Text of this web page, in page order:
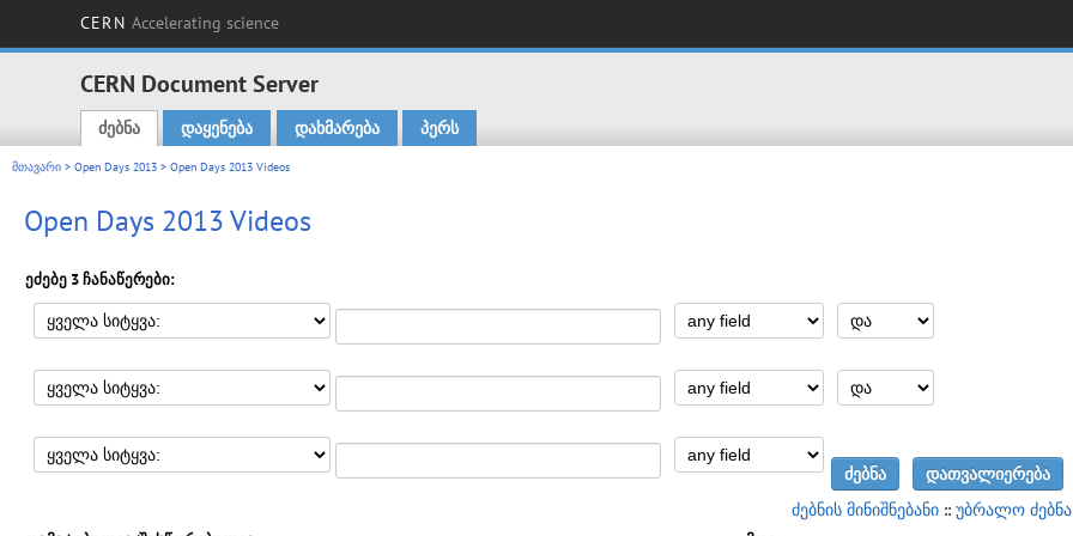
CERN Accelerating science
CERN Document Server
Main menu
ძებნა დაყენება დახმარება პერს
მთავარი > Open Days 2013 > Open Days 2013 Videos
Open Days 2013 Videos
ეძებე 3 ჩანაწერები:
ძებნის მინიშნებანი :: უბრალო ძებნა